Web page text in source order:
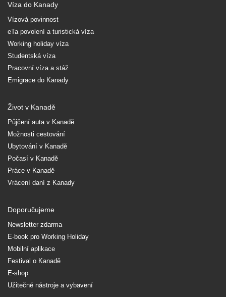
Víza do Kanady
Vízová povinnost
eTa povolení a turistická víza
Working holiday víza
Studentská víza
Pracovní víza a stáž
Emigrace do Kanady
Život v Kanadě
Půjčení auta v Kanadě
Možnosti cestování
Ubytování v Kanadě
Počasí v Kanadě
Práce v Kanadě
Vrácení daní z Kanady
Doporučujeme
Newsletter zdarma
E-book pro Working Holiday
Mobilní aplikace
Festival o Kanadě
E-shop
Užitečné nástroje a vybavení